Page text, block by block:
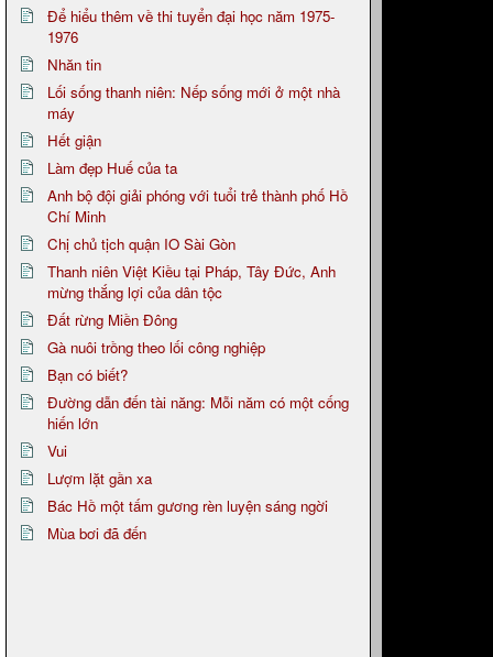
Để hiểu thêm về thi tuyển đại học năm 1975-
1976
Nhăn tin
Lối sống thanh niên: Nếp sống mới ở một nhà
máy
Hết giận
Làm đẹp Huế của ta
Anh bộ đội giải phóng với tuổi trẻ thành phố Hồ
Chí Minh
Chị chủ tịch quận IO Sài Gòn
Thanh niên Việt Kiều tại Pháp, Tây Đức, Anh
mừng thắng lợi của dân tộc
Đất rừng Miền Đông
Gà nuôi trồng theo lối công nghiệp
Bạn có biết?
Đường dẫn đến tài năng: Mỗi năm có một cống
hiến lớn
Vui
Lượm lặt gần xa
Bác Hồ một tấm gương rèn luyện sáng ngời
Mùa bơi đã đến